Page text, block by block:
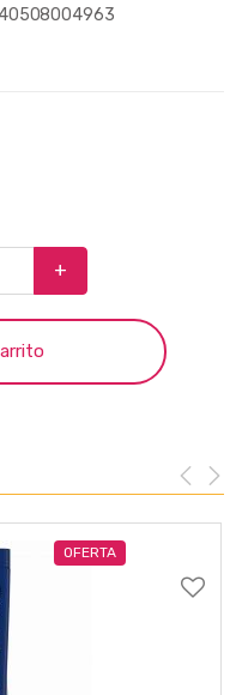
+
OFERTA